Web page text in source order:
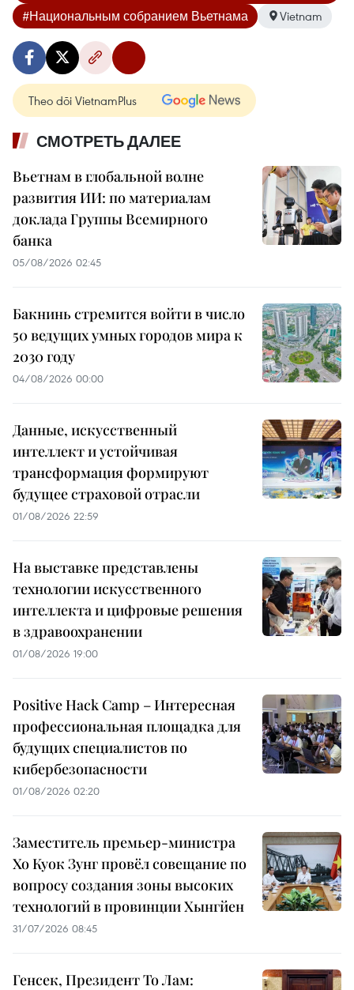
#Национальным собранием Вьетнама
Vietnam
Theo dõi VietnamPlus
СМОТРЕТЬ ДАЛЕЕ
Вьетнам в глобальной волне
развития ИИ: по материалам
доклада Группы Всемирного
банка
05/08/2026 02:45
Бакнинь стремится войти в число
50 ведущих умных городов мира к
2030 году
04/08/2026 00:00
Данные, искусственный
интеллект и устойчивая
трансформация формируют
будущее страховой отрасли
01/08/2026 22:59
На выставке представлены
технологии искусственного
интеллекта и цифровые решения
в здравоохранении
01/08/2026 19:00
Positive Hack Camp – Интересная
профессиональная площадка для
будущих специалистов по
кибербезопасности
01/08/2026 02:20
Заместитель премьер-министра
Хо Куок Зунг провёл совещание по
вопросу создания зоны высоких
технологий в провинции Хынгйен
31/07/2026 08:45
Генсек, Президент То Лам: